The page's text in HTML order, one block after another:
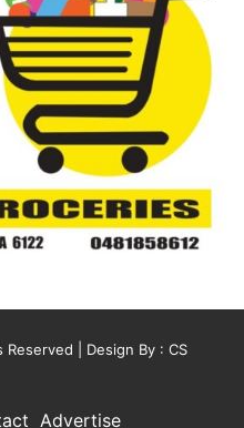
| Design By : CS
Advertise